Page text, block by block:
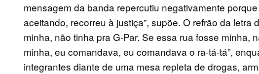
mensagem da banda repercutiu negativamente
aceitando, recorreu à justiça”, supõe. O refrão da letra
minha, não tinha pra G-Par. Se essa rua fosse minha,
minha, eu comandava, eu comandava o ra-tá-tá”,
integrantes diante de uma mesa repleta de drogas,